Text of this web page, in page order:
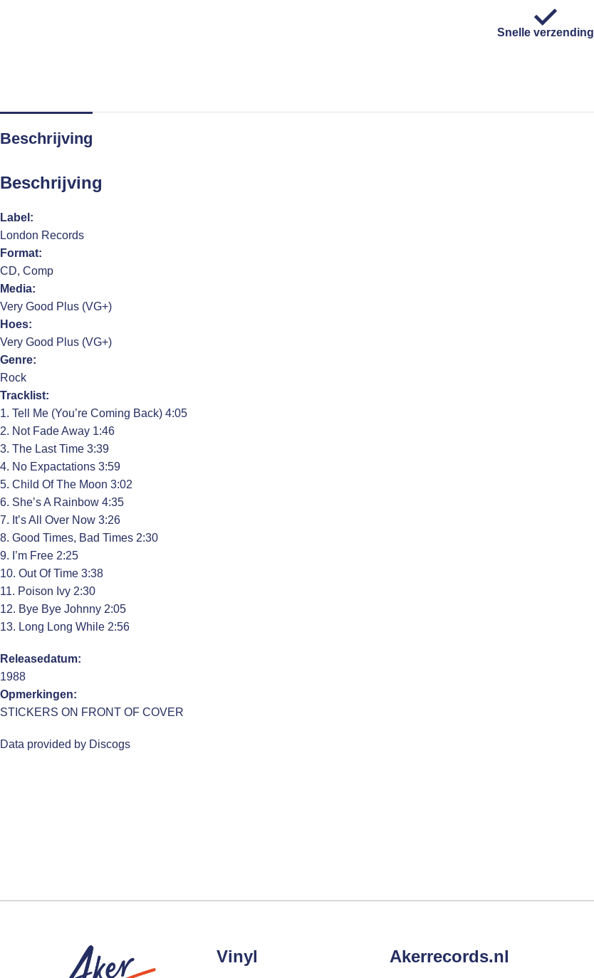
Snelle verzending
Beschrijving
Beschrijving
Label:
London Records
Format:
CD, Comp
Media:
Very Good Plus (VG+)
Hoes:
Very Good Plus (VG+)
Genre:
Rock
Tracklist:
1. Tell Me (You’re Coming Back) 4:05
2. Not Fade Away 1:46
3. The Last Time 3:39
4. No Expactations 3:59
5. Child Of The Moon 3:02
6. She’s A Rainbow 4:35
7. It’s All Over Now 3:26
8. Good Times, Bad Times 2:30
9. I’m Free 2:25
10. Out Of Time 3:38
11. Poison Ivy 2:30
12. Bye Bye Johnny 2:05
13. Long Long While 2:56
Releasedatum:
1988
Opmerkingen:
STICKERS ON FRONT OF COVER
Data provided by Discogs
Vinyl Akerrecords.nl